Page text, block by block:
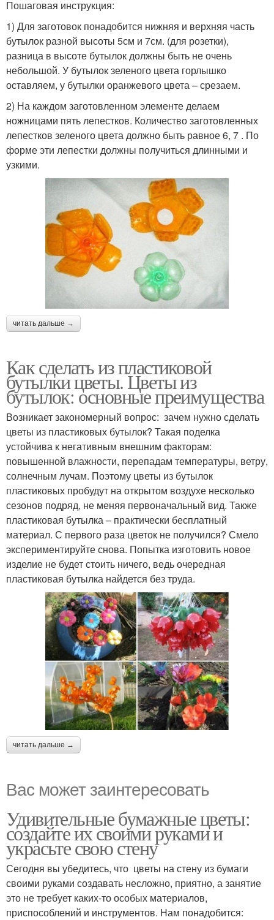
Пошаговая инструкция:
1) Для заготовок понадобится нижняя и верхняя часть
бутылок разной высоты 5см и 7см. (для розетки),
разница в высоте бутылок должны быть не очень
небольшой. У бутылок зеленого цвета горлышко
оставляем, у бутылки оранжевого цвета – срезаем.
2) На каждом заготовленном элементе делаем
ножницами пять лепестков. Количество заготовленных
лепестков зеленого цвета должно быть равное 6, 7 . По
форме эти лепестки должны получиться длинными и
узкими.
читать дальше →
Как сделать из пластиковой
бутылки цветы. Цветы из
бутылок: основные преимущества
Возникает закономерный вопрос: зачем нужно сделать
цветы из пластиковых бутылок? Такая поделка
устойчива к негативным внешним факторам:
повышенной влажности, перепадам температуры, ветру,
солнечным лучам. Поэтому цветы из бутылок
пластиковых пробудут на открытом воздухе несколько
сезонов подряд, не меняя первоначальный вид. Также
пластиковая бутылка – практически бесплатный
материал. С первого раза цветок не получился? Смело
экспериментируйте снова. Попытка изготовить новое
изделие не будет стоить ничего, ведь очередная
пластиковая бутылка найдется без труда.
читать дальше →
Вас может заинтересовать
Удивительные бумажные цветы:
создайте их своими руками и
украсьте свою стену
Сегодня вы убедитесь, что цветы на стену из бумаги
своими руками создавать несложно, приятно, а занятие
это не требует каких-то особых материалов,
приспособлений и инструментов. Нам понадобится: